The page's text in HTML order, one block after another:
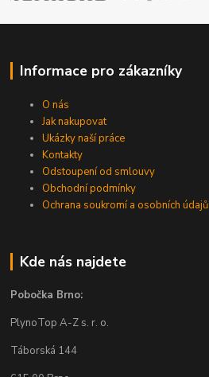
Informace pro zákazníky
O nás
Jak nakupovat
Ukázky naší práce
Kontakty
Odstoupení od smlouvy
Obchodní podmínky
Ochrana soukromí a osobních údajů
Kde nás najdete
Pobočka Brno:
PlynoTop A-Z s. r. o.
Táborská 144